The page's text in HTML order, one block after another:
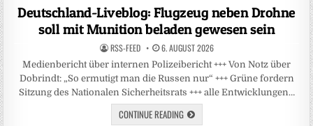
in
Deutschland-Liveblog: Flugzeug neben Drohne
soll mit Munition beladen gewesen sein
RSS-FEED 6. AUGUST 2026
Medienbericht über internen Polizeibericht +++ Von Notz über
Dobrindt: „So ermutigt man die Russen nur“ +++ Grüne fordern
Sitzung des Nationalen Sicherheitsrats +++ alle Entwicklungen…
CONTINUE READING